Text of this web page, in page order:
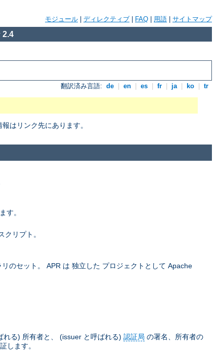
モジュール ディレクティブ FAQ 用語 サイトマップ
2.4
翻訳済み言語: de en es fr ja ko tr
はリンク先にあります。
す。
リプト。
リのセット。 APR は 独立した プロジェクトとして Apache
る) 所有者と、 (issuer と呼ばれる) 認証局 の署名、所有者の
します。